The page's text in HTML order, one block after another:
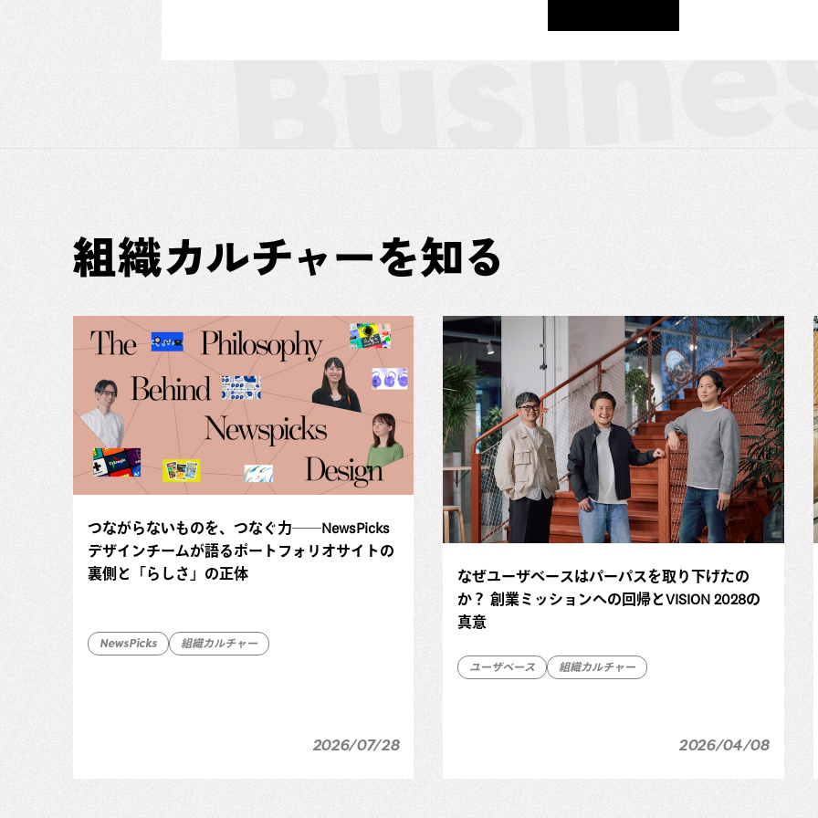
つながらないものを、つなぐ力──NewsPicks
デザインチームが語るポートフォリオサイトの
裏側と「らしさ」の正体
NewsPicks 組織カルチャー
2026/07/28
なぜユーザベースはパーパスを取り下げたの
か？ 創業ミッションへの回帰とVISION 2028の
真意
ユーザベース 組織カルチャー
2026/04/08